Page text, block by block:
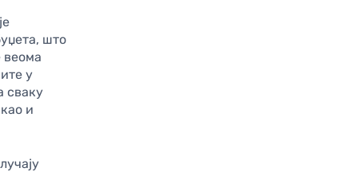
што
веома
у
сваку
и